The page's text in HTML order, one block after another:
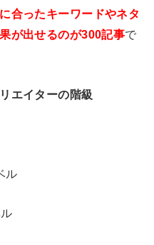
合ったキーワードやネタ
が出せるのが300記事で
エイターの階級
ル